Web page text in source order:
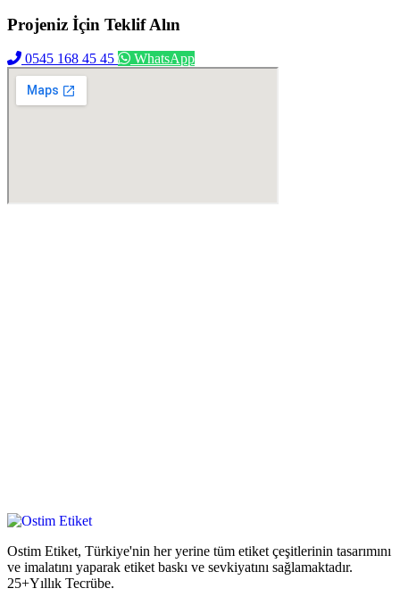
Projeniz İçin Teklif Alın
0545 168 45 45 WhatsApp
Ostim Etiket, Türkiye'nin her yerine tüm etiket çeşitlerinin tasarımını
ve imalatını yaparak etiket baskı ve sevkiyatını sağlamaktadır.
25+Yıllık Tecrübe.